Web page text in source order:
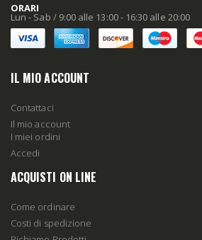
ORARI
Lun - Sab / 9:00 alle 13:00 - 16:30 alle 20:00
IL MIO ACCOUNT
Contattaci
Il mio account
I miei ordini
Accedi
ACQUISTI ON LINE
Come ordinare
Costi di spedizione